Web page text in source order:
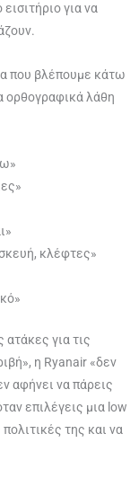
για να
που βλέπουμε κάτω
ορθογραφικά λάθη
κλέφτες»
για τις
η Ryanair «δεν
αφήνει να πάρεις
επιλέγεις μια low
της και να